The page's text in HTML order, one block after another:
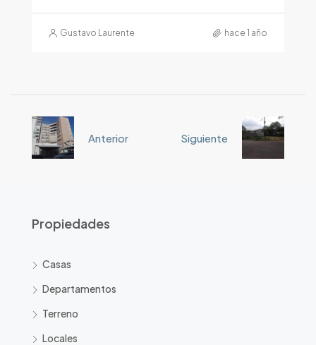
Gustavo Laurente hace 1 año
Anterior Siguiente
Propiedades
Casas
Departamentos
Terreno
Locales